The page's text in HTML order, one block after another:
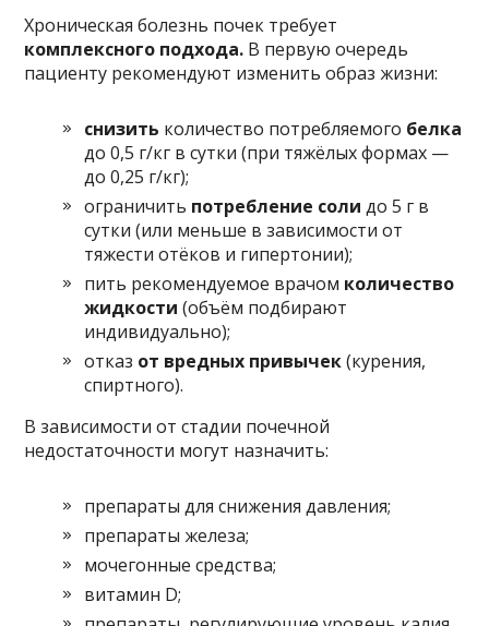
Хроническая болезнь почек требует
комплексного подхода. В первую очередь
пациенту рекомендуют изменить образ жизни:
снизить количество потребляемого белка
до 0,5 г/кг в сутки (при тяжёлых формах —
до 0,25 г/кг);
ограничить потребление солидо 5 г в
сутки (или меньше в зависимости от
тяжести отёков и гипертонии);
пить рекомендуемое врачом количество
жидкости(объём подбирают
индивидуально);
отказ от вредных привычек(курения,
спиртного).
В зависимости от стадии почечной
недостаточности могут назначить:
препараты для снижения давления;
препараты железа;
мочегонные средства;
витамин D;